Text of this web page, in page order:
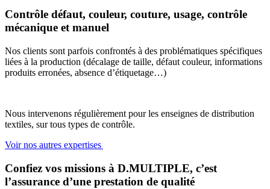
Contrôle défaut, couleur, couture, usage, contrôle
mécanique et manuel
Nos clients sont parfois confrontés à des problématiques spécifiques
liées à la production (décalage de taille, défaut couleur, informations
produits erronées, absence d’étiquetage…)
Nous intervenons régulièrement pour les enseignes de distribution
textiles, sur tous types de contrôle.
Voir nos autres expertises
Confiez vos missions à D.MULTIPLE, c’est
l’assurance d’une prestation de qualité